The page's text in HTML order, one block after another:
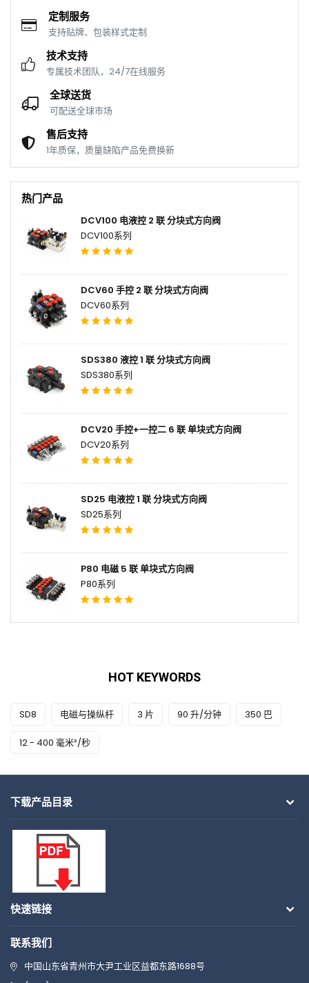
定制服务
支持贴牌、包装样式定制
技术支持
专属技术团队，24/7在线服务
全球送货
可配送全球市场
售后支持
1年质保，质量缺陷产品免费换新
热门产品
DCV100 电液控 2 联 分块式方向阀
DCV100系列
DCV60 手控 2 联 分块式方向阀
DCV60系列
SDS380 液控 1 联 分块式方向阀
SDS380系列
DCV20 手控+一控二 6 联 单块式方向阀
DCV20系列
SD25 电液控 1 联 分块式方向阀
SD25系列
P80 电磁 5 联 单块式方向阀
P80系列
HOT KEYWORDS
SD8 电磁与操纵杆 3 片 90 升/分钟 350 巴
12 - 400 毫米²/秒
下载产品目录
快速链接
联系我们
中国山东省青州市大尹工业区益都东路1688号